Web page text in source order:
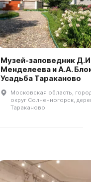
Музей-заповедник
Менделеева и А.А.
Усадьба Тараканово
Московская область,
округ Солнечногорск,
Тараканово